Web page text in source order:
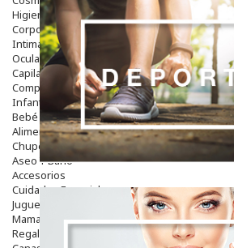
Higiene
Corporal
Intima
Ocular
Capilar
Complementos
Infantil
Bebé
Alimentación Y Complementos
Chupetes Y Mordedores
Aseo Y Baño
Accesorios
Cuidados Especiales
Juguetes
Mama
Regalos